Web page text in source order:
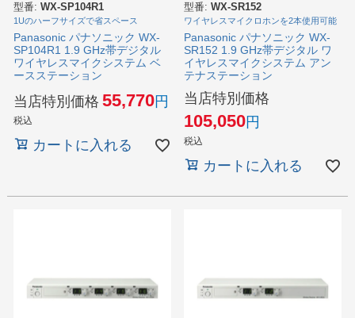
型番: WX-SP104R1
1Uのハーフサイズで省スペース
Panasonic パナソニック WX-
SP104R1 1.9 GHz帯デジタル
ワイヤレスマイクシステム ベ
ースステーション
当店特別価格 55,770
税込
カートに入れる
型番: WX-SR152
ワイヤレスマイクロホンを2本使用可能
Panasonic パナソニック WX-
SR152 1.9 GHz帯デジタル ワ
イヤレスマイクシステム アン
テナステーション
当店特別価格
105,050
税込
カートに入れる